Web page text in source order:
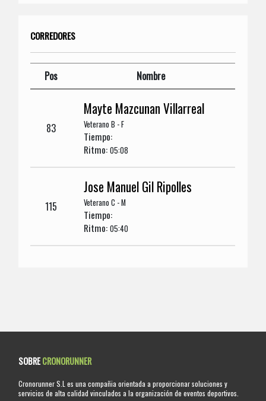
CORREDORES
Pos Nombre
83
Mayte Mazcunan Villarreal
Veterano B - F
Tiempo:
Ritmo:05:08
115
Jose Manuel Gil Ripolles
Veterano C - M
Tiempo:
Ritmo:05:40
SOBRECRONORUNNER
Cronorunner S.L es una compañia orientada a proporcionar soluciones y
servicios de alta calidad vinculados a la organización de eventos deportivos.